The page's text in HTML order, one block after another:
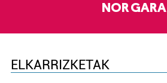
NOR GARA
ELKARRIZKETAK